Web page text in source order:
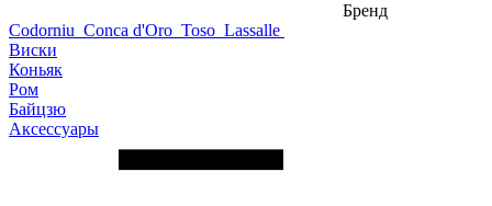
Бренд
Codorniu Conca d'Oro Toso Lassalle
Виски
Коньяк
Ром
Байцзю
Аксессуары